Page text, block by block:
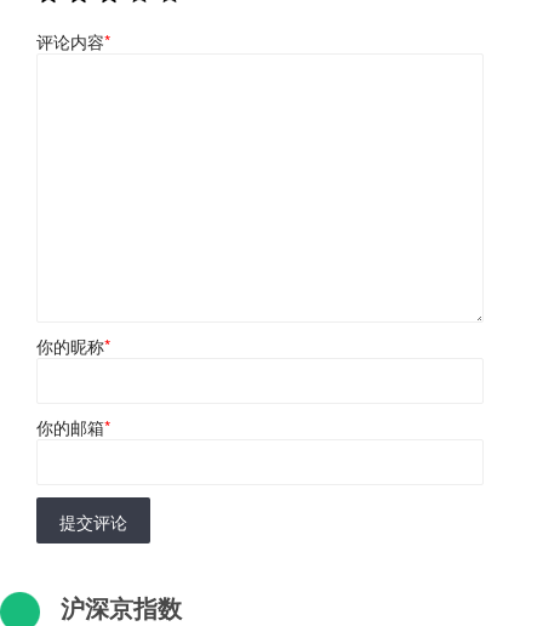
评论内容*
你的昵称*
你的邮箱*
提交评论
沪深京指数